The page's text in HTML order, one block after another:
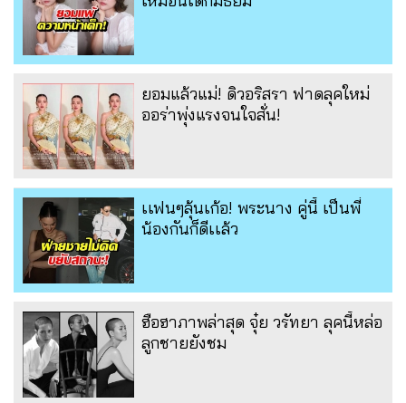
ยอมแล้วแม่! ดิวอริสรา ฟาดลุคใหม่
ออร่าพุ่งแรงจนใจสั่น!
เเฟนๆลุ้นเก้อ! พระนาง คู่นี้ เป็นพี่
น้องกันก็ดีเเล้ว
ฮือฮาภาพล่าสุด จุ๋ย วรัทยา ลุคนี้หล่อ
ลูกชายยังชม